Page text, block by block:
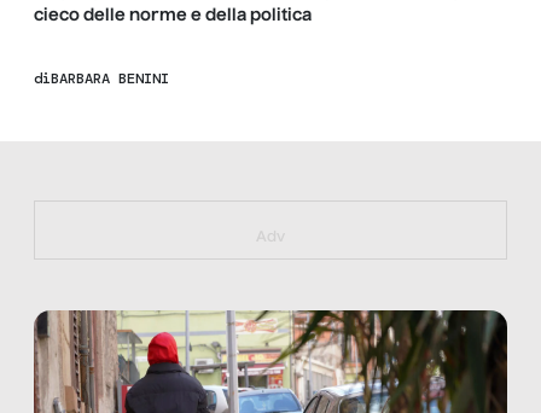
cieco delle norme e della politica
diBARBARA BENINI
https://bit.ly/muster_aggiornamento
Adv